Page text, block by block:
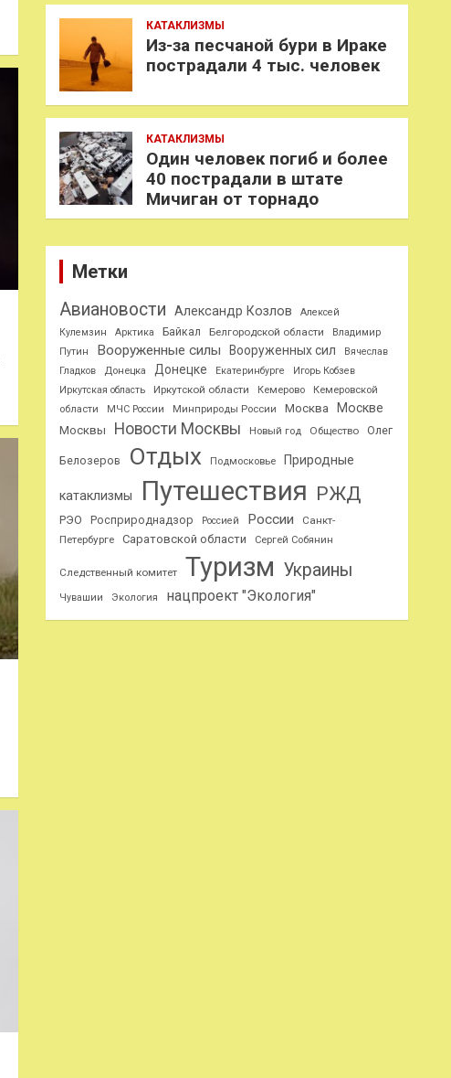
КАТАКЛИЗМЫ
Из-за песчаной бури в Ираке
пострадали 4 тыс. человек
КАТАКЛИЗМЫ
Один человек погиб и более
40 пострадали в штате
Мичиган от торнадо
Метки
Авиановости Александр Козлов
Алексей
Кулемзин
Арктика Байкал Белгородской области
Владимир
Путин
Вооруженные силы Вооруженных сил
Вячеслав
Гладков
Донецка Донецке Екатеринбурге
Игорь Кобзев
Иркутская область
Иркутской области Кемерово
Кемеровской
области
МЧС России Минприроды России Москва Москве
Москвы Новости Москвы Новый год Общество Олег
Белозеров Отдых Подмосковье Природные
катаклизмы Путешествия РЖД
РЭО Росприроднадзор Россией России
Санкт-
Петербурге
Саратовской области Сергей Собянин
Следственный комитет Туризм Украины
Чувашии Экология нацпроект "Экология"